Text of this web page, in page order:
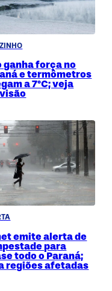
ganha força no
e termômetros
a 7°C; veja
emite alerta de
para
todo o Paraná;
regiões afetadas